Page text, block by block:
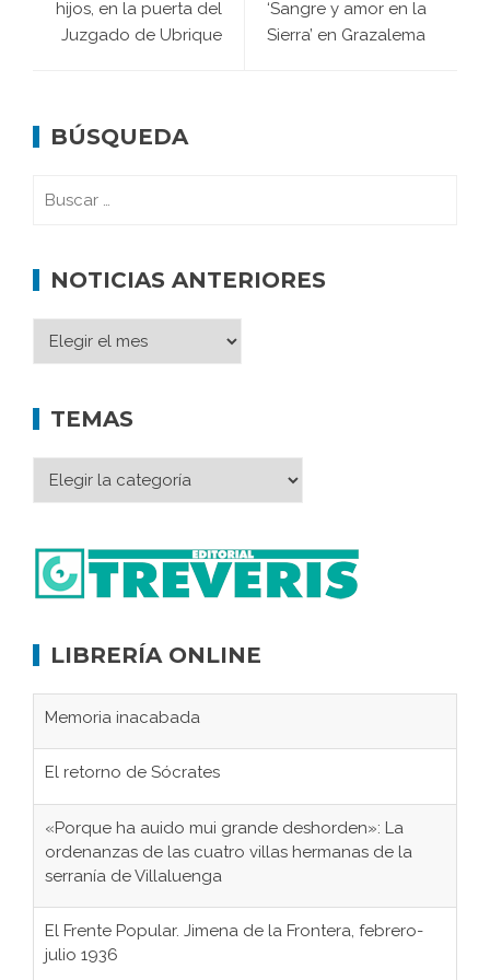
hijos, en la puerta del
Juzgado de Ubrique
‘Sangre y amor en la
Sierra’ en Grazalema
BÚSQUEDA
NOTICIAS ANTERIORES
TEMAS
LIBRERÍA ONLINE
Memoria inacabada
El retorno de Sócrates
«Porque ha auido mui grande deshorden»: La
ordenanzas de las cuatro villas hermanas de la
serranía de Villaluenga
El Frente Popular. Jimena de la Frontera, febrero-
julio 1936